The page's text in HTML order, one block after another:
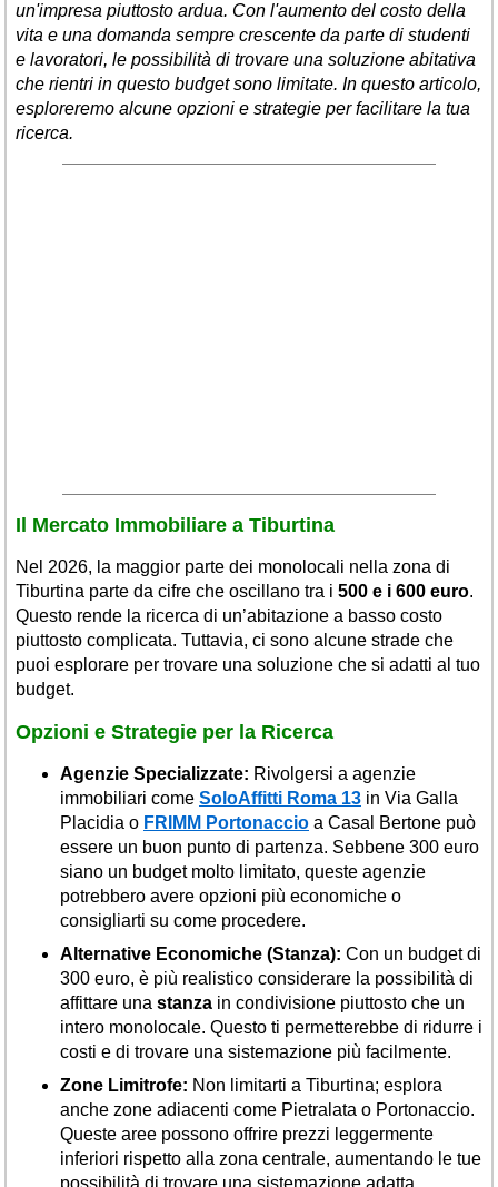
un'impresa piuttosto ardua. Con l'aumento del costo della
vita e una domanda sempre crescente da parte di studenti
e lavoratori, le possibilità di trovare una soluzione abitativa
che rientri in questo budget sono limitate. In questo articolo,
esploreremo alcune opzioni e strategie per facilitare la tua
ricerca.
Il Mercato Immobiliare a Tiburtina
Nel 2026, la maggior parte dei monolocali nella zona di
Tiburtina parte da cifre che oscillano tra i 500 e i 600 euro.
Questo rende la ricerca di un’abitazione a basso costo
piuttosto complicata. Tuttavia, ci sono alcune strade che
puoi esplorare per trovare una soluzione che si adatti al tuo
budget.
Opzioni e Strategie per la Ricerca
Agenzie Specializzate: Rivolgersi a agenzie
immobiliari come SoloAffitti Roma 13 in Via Galla
Placidia o FRIMM Portonaccio a Casal Bertone può
essere un buon punto di partenza. Sebbene 300 euro
siano un budget molto limitato, queste agenzie
potrebbero avere opzioni più economiche o
consigliarti su come procedere.
Alternative Economiche (Stanza): Con un budget di
300 euro, è più realistico considerare la possibilità di
affittare una stanza in condivisione piuttosto che un
intero monolocale. Questo ti permetterebbe di ridurre i
costi e di trovare una sistemazione più facilmente.
Zone Limitrofe: Non limitarti a Tiburtina; esplora
anche zone adiacenti come Pietralata o Portonaccio.
Queste aree possono offrire prezzi leggermente
inferiori rispetto alla zona centrale, aumentando le tue
possibilità di trovare una sistemazione adatta.
Toscana(448)
Trentino - Alto Adige
(139)
Umbria(103)